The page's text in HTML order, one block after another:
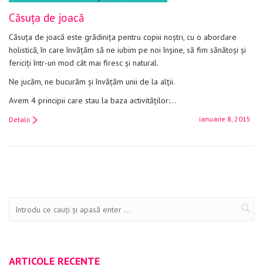
Căsuța de joacă
Căsuța de joacă este grădinița pentru copiii noștri, cu o abordare
holistică, în care învățăm să ne iubim pe noi înșine, să fim sănătoși și
fericiți într-un mod cât mai firesc și natural.
Ne jucăm, ne bucurăm și învățăm unii de la alții.
Avem 4 principii care stau la baza activităților:…
ianuarie 8, 2015
Detalii
ARTICOLE RECENTE